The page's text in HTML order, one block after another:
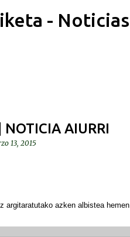
- Noticias
AIURRI
13, 2015
argitaratutako azken albistea hemen